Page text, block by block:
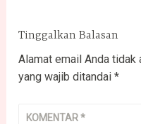
Tinggalkan Balasan
Alamat email Anda tidak
yang wajib ditandai*
KOMENTAR*